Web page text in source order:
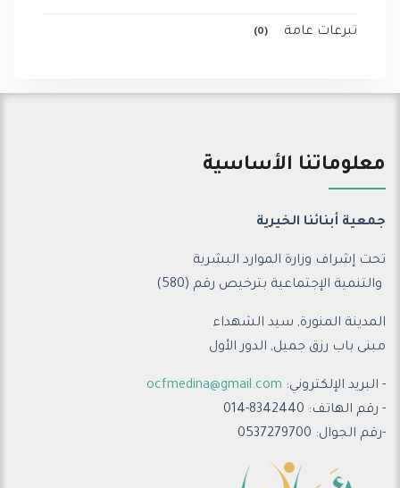
تبرعات عامة (0)
معلوماتنا الأساسية
جمعية أبنائنا الخيرية
تحت إشراف وزارة الموارد البشرية
والتنمية الإجتماعية بترخيص رقم (580)
المدينة المنورة, سيد الشهداء
مبنى باب رزق جميل, الدور الأول
- البريد الإلكتروني: ocfmedina@gmail.com
- رقم الهاتف: 8342440-014
-رقم الجوال: 0537279700